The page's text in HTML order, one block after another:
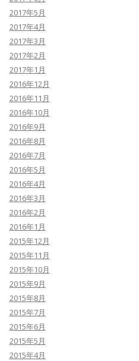
2017年5月
2017年4月
2017年3月
2017年2月
2017年1月
2016年12月
2016年11月
2016年10月
2016年9月
2016年8月
2016年7月
2016年5月
2016年4月
2016年3月
2016年2月
2016年1月
2015年12月
2015年11月
2015年10月
2015年9月
2015年8月
2015年7月
2015年6月
2015年5月
2015年4月